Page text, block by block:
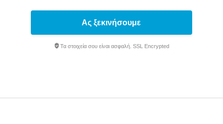
Ας ξεκινήσουμε
Τα στοιχεία σου είναι ασφαλή. SSL Encrypted